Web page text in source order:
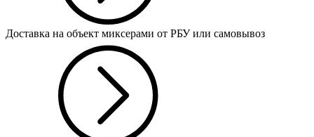
Доставка на объект миксерами от РБУ или самовывоз